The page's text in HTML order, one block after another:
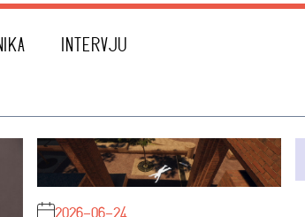
INTERVJU
2026-06-24